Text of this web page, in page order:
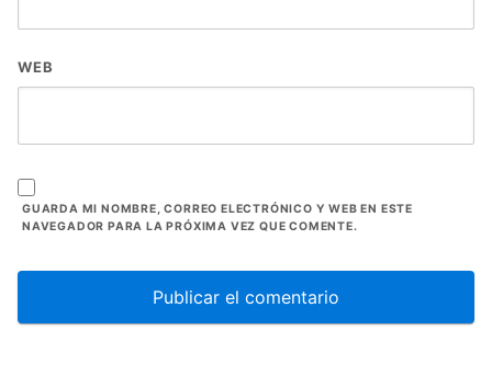
WEB
GUARDA MI NOMBRE, CORREO ELECTRÓNICO Y WEB EN ESTE
NAVEGADOR PARA LA PRÓXIMA VEZ QUE COMENTE.